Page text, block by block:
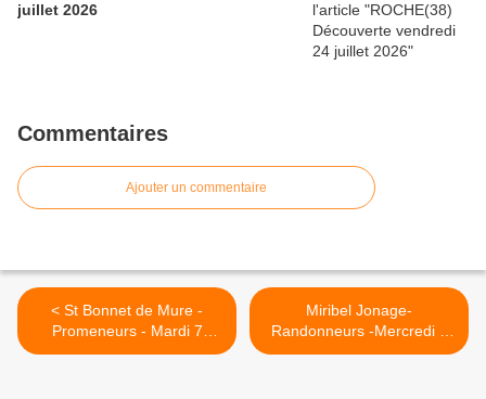
juillet 2026
Commentaires
Ajouter un commentaire
< St Bonnet de Mure -
Promeneurs - Mardi 7
février 2023.
Miribel Jonage-
Randonneurs -Mercredi 8
février 2023 Or:16183991 >